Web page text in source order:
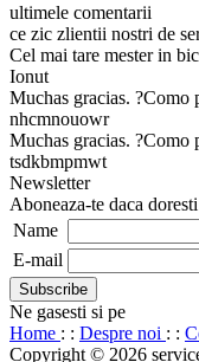
ultimele comentarii
ce zic zlientii nostri de
Cel mai tare mester in
Ionut
Muchas gracias. ?Como
nhcmnouowr
Muchas gracias. ?Como
tsdkbmpmwt
Newsletter
Aboneaza-te daca
Name
E-mail
Ne gasesti si pe
Home : : Despre noi : :
Copyright © 2026